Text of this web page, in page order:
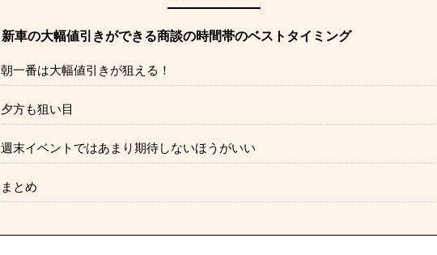
新車の大幅値引きができる商談の時間帯のベストタイミング
朝一番は大幅値引きが狙える！
夕方も狙い目
週末イベントではあまり期待しないほうがいい
まとめ